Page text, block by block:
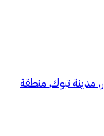
مدينة تبوك, منطقة